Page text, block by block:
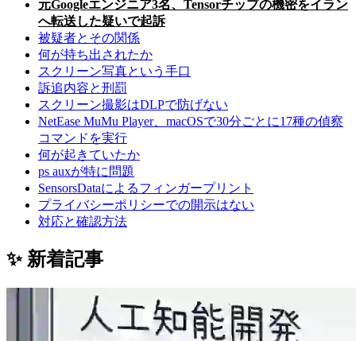
元Googleエンジニア3名、Tensorチップの機密をイラン
へ転送した疑いで起訴
被疑者とその関係
何が持ち出されたか
スクリーン写真という手口
訴追内容と刑罰
スクリーン撮影はDLPで防げない
NetEase MuMu Player、macOSで30分ごとに17種の偵察
コマンドを実行
何が起きていたか
ps auxが特に問題
SensorsDataによるフィンガープリント
プライバシーポリシーでの開示はない
対応と確認方法
✨ 新着記事